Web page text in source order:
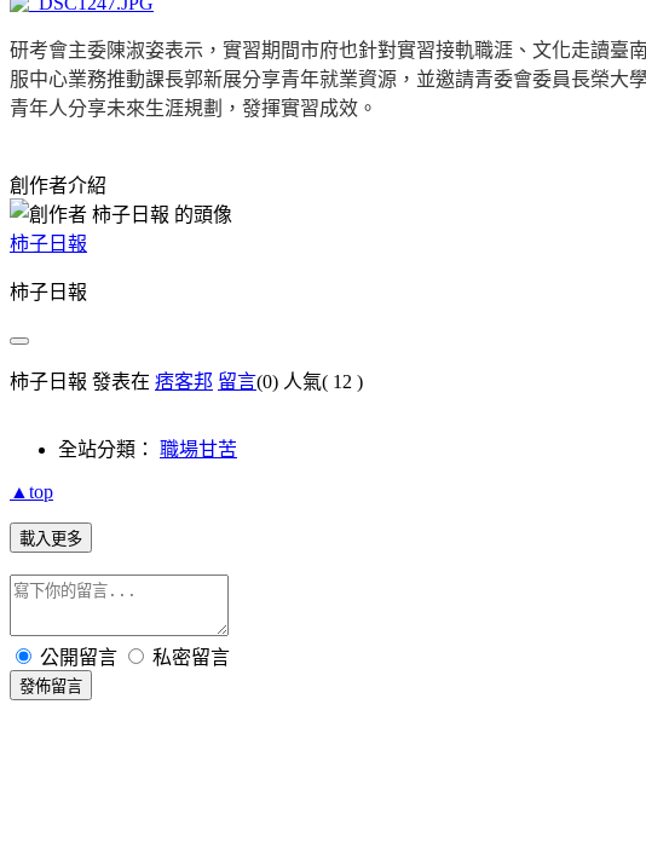
研考會主委陳淑姿表示，實習期間市府也針對實習接軌職涯、文化走讀
服中心業務推動課長郭新展分享青年就業資源，並邀請青委會委員長榮
青年人分享未來生涯規劃，發揮實習成效。
創作者介紹
柿子日報
柿子日報
柿子日報 發表在 痞客邦 留言(0) 人氣( 12 )
全站分類： 職場甘苦
▲top
載入更多
公開留言 私密留言
發佈留言